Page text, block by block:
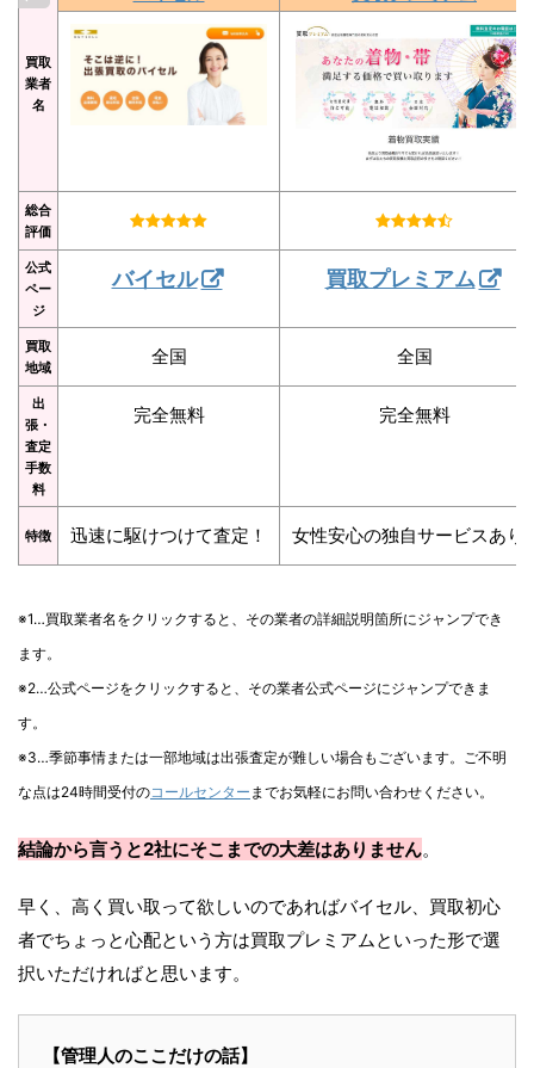
買取
業者
名
総合
評価
公式
ペー
ジ
バイセル 買取プレミアム
買取
地域
全国 全国
出
張・
査定
手数
料
完全無料 完全無料
特徴 迅速に駆けつけて査定！ 女性安心の独自サービスあり
※1…買取業者名をクリックすると、その業者の詳細説明箇所にジャンプでき
ます。
※2…公式ページをクリックすると、その業者公式ページにジャンプできま
す。
※3…季節事情または一部地域は出張査定が難しい場合もございます。ご不明
な点は24時間受付のコールセンター までお気軽にお問い合わせください。
結論から言うと2社にそこまでの大差はありません。
早く、高く買い取って欲しいのであればバイセル、買取初心
者でちょっと心配という方は買取プレミアムといった形で選
択いただければと思います。
【管理人のここだけの話】